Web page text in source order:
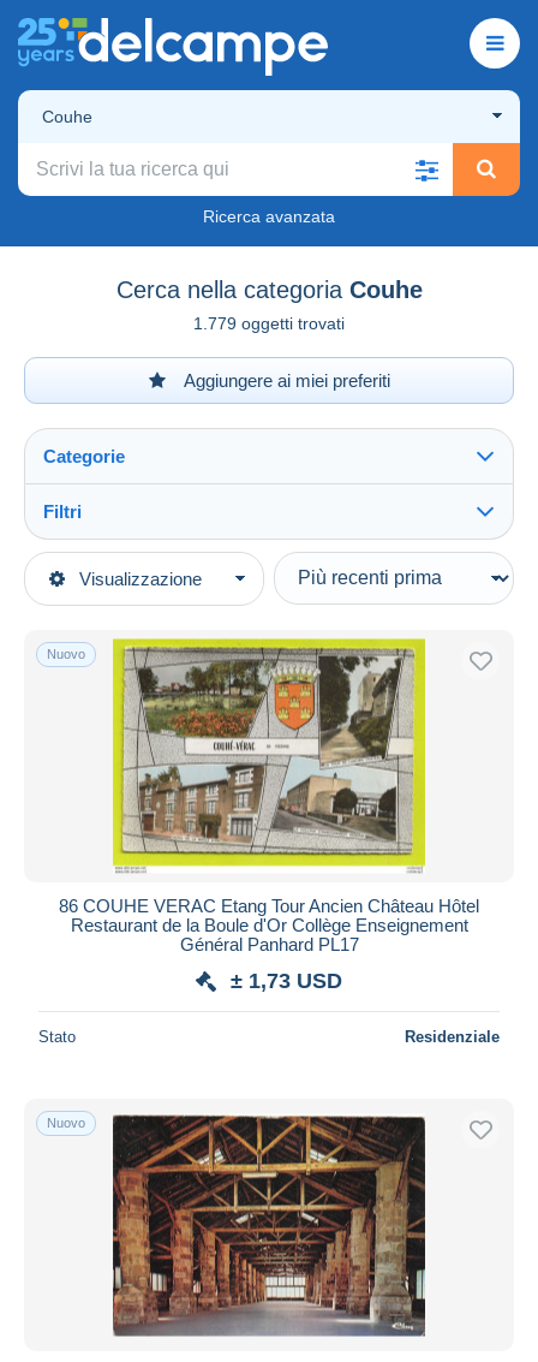
Couhe
Ricerca avanzata
Cerca nella categoria Couhe
1.779 oggetti trovati
Aggiungere ai miei preferiti
Visualizzazione
Categorie
Categorie principali
Europa
Francia
[86] Vienne
Filtri
Tipo di vendita
In corso
Prezzo fisso
Asta con offerte
Aste senza offerte
Casa d'aste
Venduti
Tutte le durate
Chiude fra ora
Dalle USD
Metodi di pagamento
PayPal
Bonifico bancario
Visa
Mastercard
Bancontact
iDeal
Nuovo
86 COUHE VERAC Etang Tour Ancien Château Hôtel
Restaurant de la Boule d'Or Collège Enseignement
Général Panhard PL17
± 1,73 USD
Stato Residenziale
Nuovo